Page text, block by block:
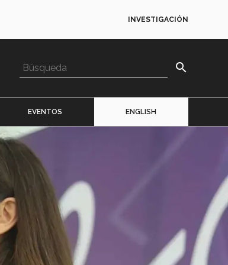
INVESTIGACIÓN
search
EVENTOS ENGLISH